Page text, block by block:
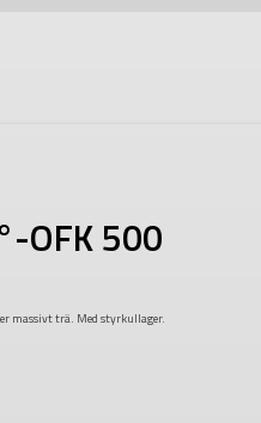
OFK 500
massivt trä. Med styrkullager.